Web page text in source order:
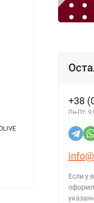
Лампочка для
Super Blue 881
113 грн.
+38
Пн-Пт:
Если у